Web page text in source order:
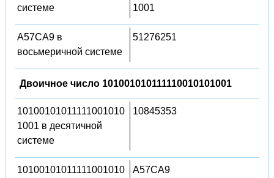
системе
1001
A57CA9 в
восьмеричной системе
51276251
Двоичное число 101001010111110010101001
10100101011111001010
1001 в десятичной
системе
10845353
10100101011111001010
A57CA9